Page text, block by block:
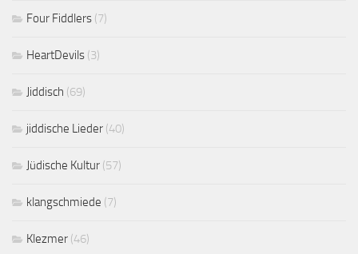
Four Fiddlers (7)
HeartDevils (3)
Jiddisch (69)
jiddische Lieder (40)
Jüdische Kultur (57)
klangschmiede (7)
Klezmer (46)